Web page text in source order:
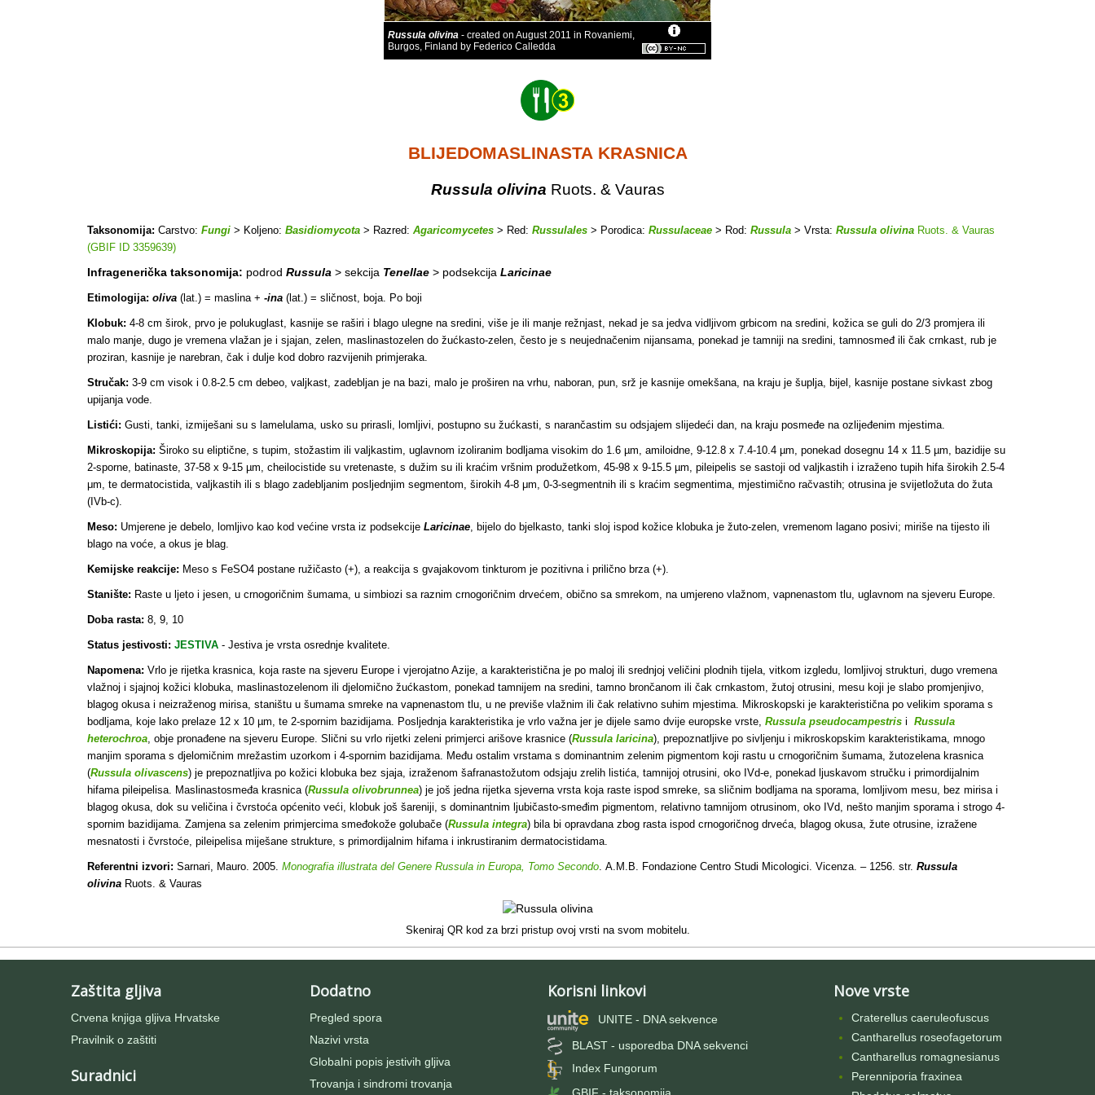
Russula olivina - created on August 2011 in Rovaniemi,
Burgos, Finland by Federico Calledda
BLIJEDOMASLINASTA KRASNICA
Russula olivina Ruots. & Vauras
Taksonomija: Carstvo: Fungi > Koljeno: Basidiomycota > Razred: Agaricomycetes > Red: Russulales > Porodica: Russulaceae > Rod: Russula > Vrsta: Russula olivina Ruots. & Vauras
(GBIF ID 3359639)
Infragenerička taksonomija: podrod Russula > sekcija Tenellae > podsekcija Laricinae
Etimologija: oliva (lat.) = maslina + -ina (lat.) = sličnost, boja. Po boji
Klobuk: 4-8 cm širok, prvo je polukuglast, kasnije se raširi i blago ulegne na sredini, više je ili manje režnjast, nekad je sa jedva vidljivom grbicom na sredini, kožica se guli do 2/3 promjera ili
malo manje, dugo je vremena vlažan je i sjajan, zelen, maslinastozelen do žućkasto-zelen, često je s neujednačenim nijansama, ponekad je tamniji na sredini, tamnosmeđ ili čak crnkast, rub je
proziran, kasnije je narebran, čak i dulje kod dobro razvijenih primjeraka.
Stručak: 3-9 cm visok i 0.8-2.5 cm debeo, valjkast, zadebljan je na bazi, malo je proširen na vrhu, naboran, pun, srž je kasnije omekšana, na kraju je šuplja, bijel, kasnije postane sivkast zbog
upijanja vode.
Listići: Gusti, tanki, izmiješani su s lamelulama, usko su prirasli, lomljivi, postupno su žućkasti, s narančastim su odsjajem slijedeći dan, na kraju posmeđe na ozlijeđenim mjestima.
Mikroskopija: Široko su eliptične, s tupim, stožastim ili valjkastim, uglavnom izoliranim bodljama visokim do 1.6 µm, amiloidne, 9-12.8 x 7.4-10.4 µm, ponekad dosegnu 14 x 11.5 µm, bazidije su
2-sporne, batinaste, 37-58 x 9-15 µm, cheilocistide su vretenaste, s dužim su ili kraćim vršnim produžetkom, 45-98 x 9-15.5 µm, pileipelis se sastoji od valjkastih i izraženo tupih hifa širokih 2.5-4
μm, te dermatocistida, valjkastih ili s blago zadebljanim posljednjim segmentom, širokih 4-8 μm, 0-3-segmentnih ili s kraćim segmentima, mjestimično račvastih; otrusina je svijetložuta do žuta
(IVb-c).
Meso: Umjerene je debelo, lomljivo kao kod većine vrsta iz podsekcije Laricinae , bijelo do bjelkasto, tanki sloj ispod kožice klobuka je žuto-zelen, vremenom lagano posivi; miriše na tijesto ili
blago na voće, a okus je blag.
Kemijske reakcije: Meso s FeSO4 postane ružičasto (+), a reakcija s gvajakovom tinkturom je pozitivna i prilično brza (+).
Stanište: Raste u ljeto i jesen, u crnogoričnim šumama, u simbiozi sa raznim crnogoričnim drvećem, obično sa smrekom, na umjereno vlažnom, vapnenastom tlu, uglavnom na sjeveru Europe.
Doba rasta: 8, 9, 10
Status jestivosti: JESTIVA - Jestiva je vrsta osrednje kvalitete.
Napomena: Vrlo je rijetka krasnica, koja raste na sjeveru Europe i vjerojatno Azije, a karakteristična je po maloj ili srednjoj veličini plodnih tijela, vitkom izgledu, lomljivoj strukturi, dugo vremena
vlažnoj i sjajnoj kožici klobuka, maslinastozelenom ili djelomično žućkastom, ponekad tamnijem na sredini, tamno brončanom ili čak crnkastom, žutoj otrusini, mesu koji je slabo promjenjivo,
blagog okusa i neizraženog mirisa, staništu u šumama smreke na vapnenastom tlu, u ne previše vlažnim ili čak relativno suhim mjestima. Mikroskopski je karakteristična po velikim sporama s
bodljama, koje lako prelaze 12 x 10 µm, te 2-spornim bazidijama. Posljednja karakteristika je vrlo važna jer je dijele samo dvije europske vrste, Russula pseudocampestris i Russula
heterochroa , obje pronađene na sjeveru Europe. Slični su vrlo rijetki zeleni primjerci arišove krasnice (Russula laricina), prepoznatljive po sivljenju i mikroskopskim karakteristikama, mnogo
manjim sporama s djelomičnim mrežastim uzorkom i 4-spornim bazidijama. Među ostalim vrstama s dominantnim zelenim pigmentom koji rastu u crnogoričnim šumama, žutozelena krasnica
(Russula olivascens) je prepoznatljiva po kožici klobuka bez sjaja, izraženom šafranastožutom odsjaju zrelih listića, tamnijoj otrusini, oko IVd-e, ponekad ljuskavom stručku i primordijalnim
hifama pileipelisa. Maslinastosmeđa krasnica (Russula olivobrunnea) je još jedna rijetka sjeverna vrsta koja raste ispod smreke, sa sličnim bodljama na sporama, lomljivom mesu, bez mirisa i
blagog okusa, dok su veličina i čvrstoća općenito veći, klobuk još šareniji, s dominantnim ljubičasto-smeđim pigmentom, relativno tamnijom otrusinom, oko IVd, nešto manjim sporama i strogo 4-
spornim bazidijama. Zamjena sa zelenim primjercima smeđokože golubače (Russula integra) bila bi opravdana zbog rasta ispod crnogoričnog drveća, blagog okusa, žute otrusine, izražene
mesnatosti i čvrstoće, pileipelisa miješane strukture, s primordijalnim hifama i inkrustiranim dermatocistidama.
Referentni izvori: Sarnari, Mauro. 2005. Monografia illustrata del Genere Russula in Europa, Tomo Secondo . A.M.B. Fondazione Centro Studi Micologici. Vicenza. – 1256. str. Russula
olivina Ruots. & Vauras
Skeniraj QR kod za brzi pristup ovoj vrsti na svom mobitelu.
Zaštita gljiva
Crvena knjiga gljiva Hrvatske
Pravilnik o zaštiti
Suradnici
Dodatno
Pregled spora
Nazivi vrsta
Globalni popis jestivih gljiva
Trovanja i sindromi trovanja
Korisni linkovi
UNITE - DNA sekvence
BLAST - usporedba DNA sekvenci
Index Fungorum
Nove vrste
Craterellus caeruleofuscus
Cantharellus roseofagetorum
Cantharellus romagnesianus
Perenniporia fraxinea